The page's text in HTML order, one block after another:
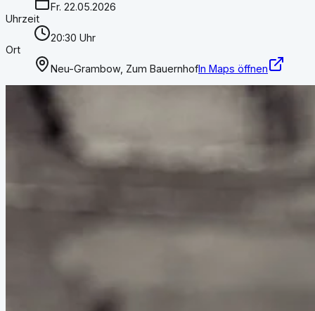
Fr. 22.05.2026
Uhrzeit
20:30 Uhr
Ort
Neu-Grambow, Zum BauernhofIn Maps öffnen